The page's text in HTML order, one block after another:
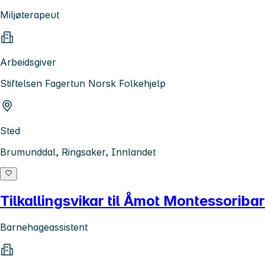
Miljøterapeut
Arbeidsgiver
Stiftelsen Fagertun Norsk Folkehjelp
Sted
Brumunddal, Ringsaker, Innlandet
Tilkallingsvikar til Åmot
Barnehageassistent